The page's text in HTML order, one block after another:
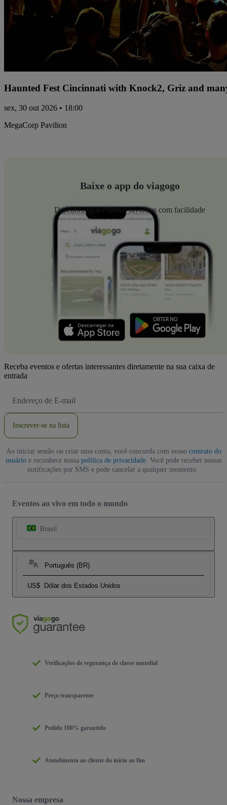
Haunted Fest Cincinnati with Knock2, Griz and
sex, 30 out 2026 • 18:00
MegaCorp Pavilion
Baixe o app do viagogo
Descubra seus eventos favoritos com facilidade
Receba eventos e ofertas interessantes diretamente na sua caixa de
entrada
de
Inscrever-se na lista
Ao iniciar sessão ou criar uma conta, você concorda com nosso contrato do
usuárioe reconhece nossa política de privacidade. Você pode receber nossas
notificações por SMS e pode cancelar a qualquer momento.
Eventos ao vivo em todo o mundo
Brasil
Português (BR)
US$ Dólar dos Estados Unidos
Verificações de segurança de classe mundial
Preço transparente
Pedido 100% garantido
Atendimento ao cliente do início ao fim
Nossa empresa